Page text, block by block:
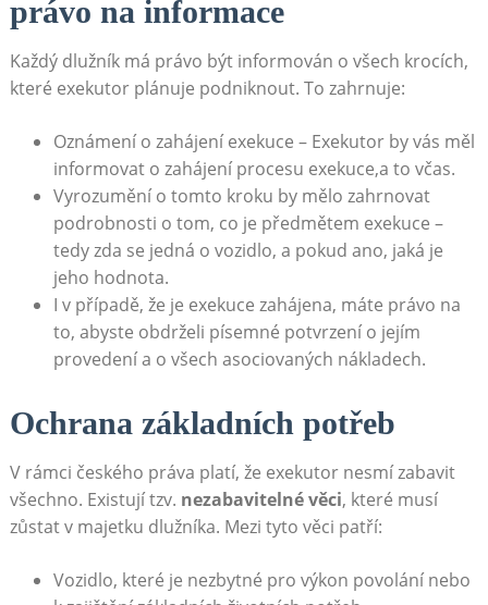
právo na informace
Každý dlužník ​má právo být informován o všech krocích,
které exekutor plánuje⁢ podniknout. To zahrnuje:
Oznámení o zahájení exekuce ⁤– Exekutor by⁢ vás měl
informovat⁣ o zahájení procesu exekuce,a to včas.
Vyrozumění o tomto kroku by mělo zahrnovat
podrobnosti o ⁤tom, ​co je předmětem exekuce –
tedy zda se jedná o vozidlo, a pokud ano,⁤ jaká je
jeho hodnota.
I v případě, že je exekuce‍ zahájena, máte právo na
to, abyste obdrželi ‌písemné potvrzení o jejím
provedení a o všech asociovaných nákladech.
Ochrana základních potřeb
V rámci českého práva platí,​ že exekutor nesmí zabavit
všechno. Existují tzv. nezabavitelné věci, ⁤které musí​
zůstat v majetku dlužníka. Mezi⁣ tyto věci patří:
Vozidlo, které je nezbytné pro‌ výkon povolání nebo